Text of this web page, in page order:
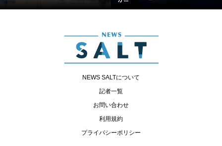
NEWS SALTについて
記者一覧
お問い合わせ
利用規約
プライバシーポリシー